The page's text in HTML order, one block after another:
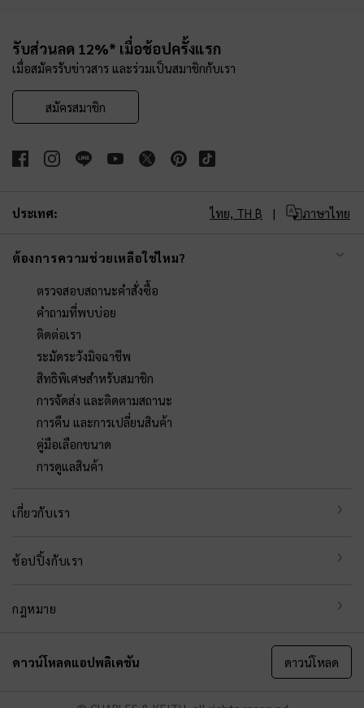
รับส่วนลด 12%* เมื่อช้อปครั้งแรก
เมื่อสมัครรับข่าวสาร และร่วมเป็นสมาชิกกับเรา
สมัครสมาชิก
ประเทศ: ไทย, TH ฿ ภาษาไทย
ต้องการความช่วยเหลือใช่ไหม?
ตรวจสอบสถานะคำสั่งซื้อ
คำถามที่พบบ่อย
ติดต่อเรา
ระมัดระวังมิจฉาชีพ
สิทธิพิเศษสำหรับสมาชิก
การจัดส่ง และติดตามสถานะ
การคืน และการเปลี่ยนสินค้า
คู่มือเลือกขนาด
การดูแลสินค้า
เกี่ยวกับเรา
ช้อปปิ้งกับเรา
กฎหมาย
ดาวน์โหลดแอปพลิเคชัน ดาวน์โหลด